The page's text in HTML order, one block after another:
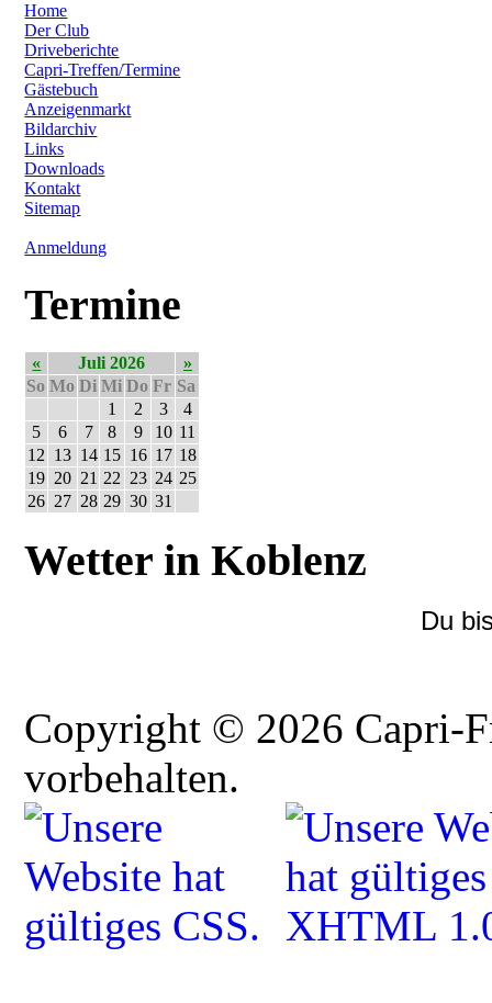
Home
Der Club
Driveberichte
Capri-Treffen/Termine
Gästebuch
Anzeigenmarkt
Bildarchiv
Links
Downloads
Kontakt
Sitemap
Anmeldung
Termine
« Juli 2026
»
So Mo Di Mi Do Fr Sa
1
2 3
4
5
6 7 8 9 10 11
12 13 14 15 16 17 18
19 20 21 22 23 24 25
26 27 28 29 30 31
Wetter in Koblenz
Du
Copyright © 2026 Capri-
vorbehalten.